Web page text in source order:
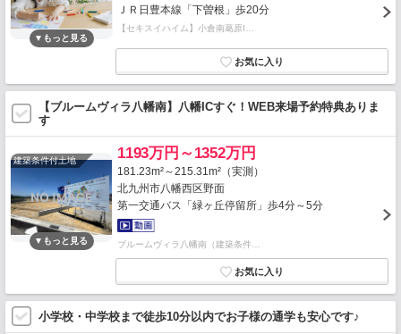
ＪＲ日豊本線「下曽根」歩20分
【セキスイハイム】小倉南葛原I…
【ブルームヴィラ八幡南】八幡ICすぐ！WEB来場予約特典ありま
す
建築条件付土地 1193万円～1352万円
181.23m²～215.31m²（実測）
北九州市八幡西区野面
第一交通バス「緑ヶ丘停留所」歩4分～5分
ブルームヴィラ八幡南（建築条件…
小学校・中学校まで徒歩10分以内でお子様の通学も安心です♪